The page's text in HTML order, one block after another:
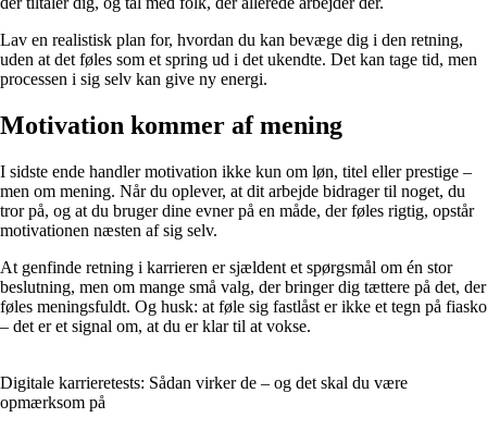
Lav en realistisk plan for, hvordan du kan bevæge dig i den retning,
uden at det føles som et spring ud i det ukendte. Det kan tage tid, men
processen i sig selv kan give ny energi.
Motivation kommer af mening
I sidste ende handler motivation ikke kun om løn, titel eller prestige –
men om mening. Når du oplever, at dit arbejde bidrager til noget, du
tror på, og at du bruger dine evner på en måde, der føles rigtig, opstår
motivationen næsten af sig selv.
At genfinde retning i karrieren er sjældent et spørgsmål om én stor
beslutning, men om mange små valg, der bringer dig tættere på det, der
føles meningsfuldt. Og husk: at føle sig fastlåst er ikke et tegn på fiasko
– det er et signal om, at du er klar til at vokse.
Digitale karrieretests: Sådan virker de – og det skal du være
opmærksom på